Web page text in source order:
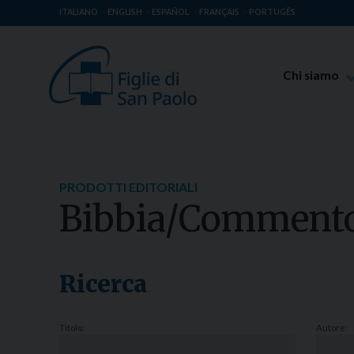
ITALIANO ENGLISH ESPAÑOL FRANÇAIS PORTUGÊS
Chi siamo
Luoghi delle
PRODOTTI EDITORIALI
Bibbia/
Ricerca
Titolo: Autore: